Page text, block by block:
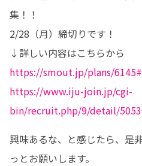
集！！
2/28（月）締切りです！
https://smout.jp/plans/
https://www.iju-join.jp/cgi-
bin/recruit.php/9/detail/
興味あるな、と感じたら、是
っとお願いします。